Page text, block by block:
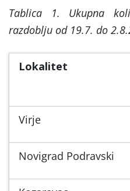
Tablica 1. Ukupna
razdoblju od 19.7. do
Lokalitet
Virje
Novigrad Podravski